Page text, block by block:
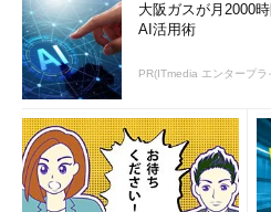
大阪ガスが月2000
AI活用術
PR(ITmedia エンタープラ